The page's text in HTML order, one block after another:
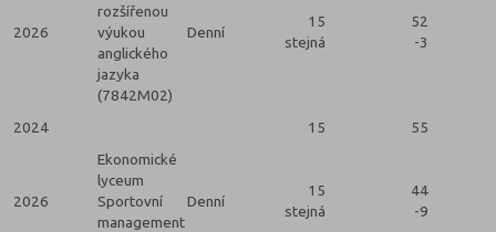
2026
rozšířenou
výukou
anglického
jazyka
(7842M02)
Denní
15
stejná
52
-3
2024 15 55
2026
Ekonomické
lyceum
Sportovní
management
Denní
15
stejná
44
-9